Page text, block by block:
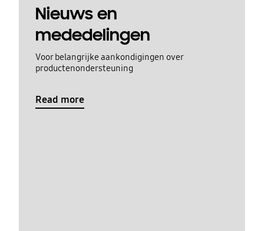
Nieuws en
mededelingen
Voor belangrijke aankondigingen over
productenondersteuning
Read more